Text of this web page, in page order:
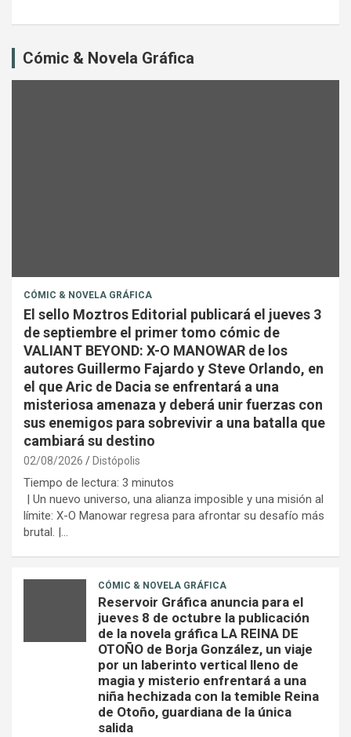
Cómic & Novela Gráfica
CÓMIC & NOVELA GRÁFICA
El sello Moztros Editorial publicará el jueves 3
de septiembre el primer tomo cómic de
VALIANT BEYOND: X-O MANOWAR de los
autores Guillermo Fajardo y Steve Orlando, en
el que Aric de Dacia se enfrentará a una
misteriosa amenaza y deberá unir fuerzas con
sus enemigos para sobrevivir a una batalla que
cambiará su destino
02/08/2026 Distópolis
Tiempo de lectura: 3 minutos
| Un nuevo universo, una alianza imposible y una misión al
límite: X-O Manowar regresa para afrontar su desafío más
brutal. |…
CÓMIC & NOVELA GRÁFICA
Reservoir Gráfica anuncia para el
jueves 8 de octubre la publicación
de la novela gráfica LA REINA DE
OTOÑO de Borja González, un viaje
por un laberinto vertical lleno de
magia y misterio enfrentará a una
niña hechizada con la temible Reina
de Otoño, guardiana de la única
salida